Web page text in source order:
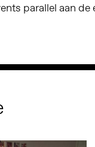
parallel aan